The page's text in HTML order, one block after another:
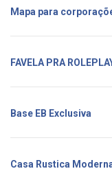
Mapa para
FAVELA PRA
Base EB Exclusiva
Casa Rustica